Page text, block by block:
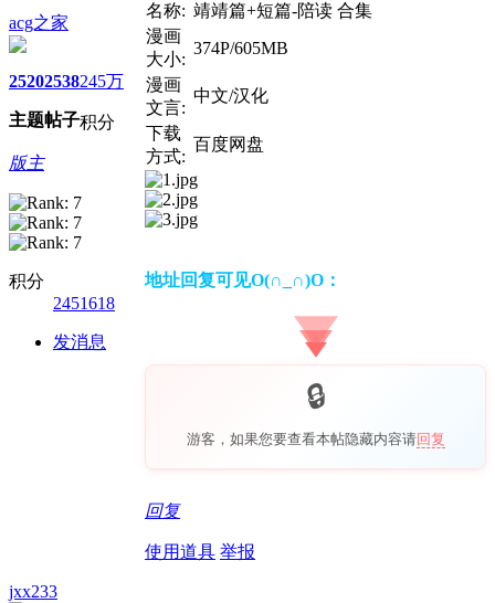
acg之家
2520
主题
2538
帖子
245万
积分
版主
积分
2451618
发消息
名称: 靖靖篇+短篇-陪读 合集
漫画
大小:
374P/605MB
漫画
文言:
中文/汉化
下载
方式:
百度网盘
地址回复可见O(∩_∩)O：
游客，如果您要查看本帖隐藏内容请回复
回复
使用道具 举报
jxx233